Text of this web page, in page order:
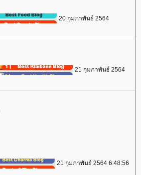
20 กุมภาพันธ์ 2564
21 กุมภาพันธ์ 2564
21 กุมภาพันธ์ 2564 6:48:56